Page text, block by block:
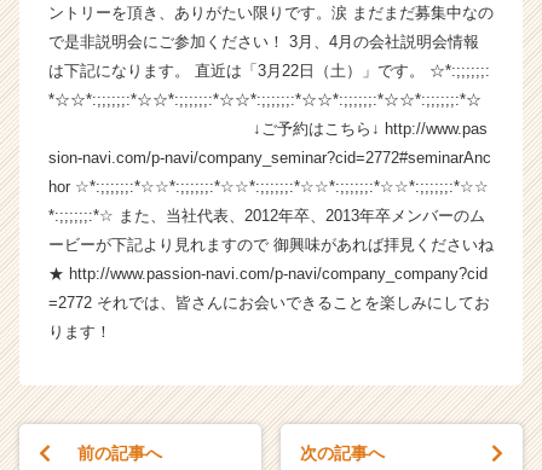
チ
ャ
ー・
長
業
か
ら
ス
ト
く
就
ントリーを頂き、ありがたい限りです。涙 まだまだ募集中なの
で是非説明会にご参加ください！ 3月、4月の会社説明会情報
は下記になります。 直近は「3月22日（土）」です。 ☆*:;;;;;;:
*☆☆*:;;;;;;:*☆☆*:;;;;;;:*☆☆*:;;;;;;:*☆☆*:;;;;;;:*☆☆*:;;;;;;:*☆
↓ご予約はこちら↓ http://www.pas
sion-navi.com/p-navi/company_seminar?cid=2772#seminarAnc
hor ☆*:;;;;;;:*☆☆*:;;;;;;:*☆☆*:;;;;;;:*☆☆*:;;;;;;:*☆☆*:;;;;;;:*☆☆
*:;;;;;;:*☆ また、当社代表、2012年卒、2013年卒メンバーのム
ービーが下記より見れますので 御興味があれば拝見くださいね
★ http://www.passion-navi.com/p-navi/company_company?cid
=2772 それでは、皆さんにお会いできることを楽しみにしてお
ります！
前の記事へ 次の記事へ